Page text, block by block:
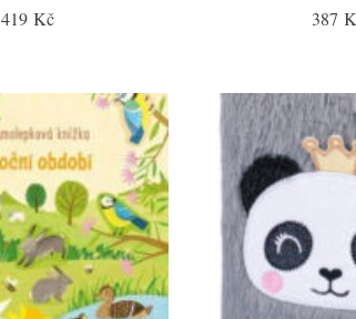
419 Kč 387